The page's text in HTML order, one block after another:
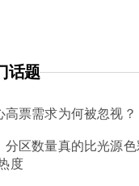
话题
高票需求为何被忽视？
分区数量真的比光源色
度